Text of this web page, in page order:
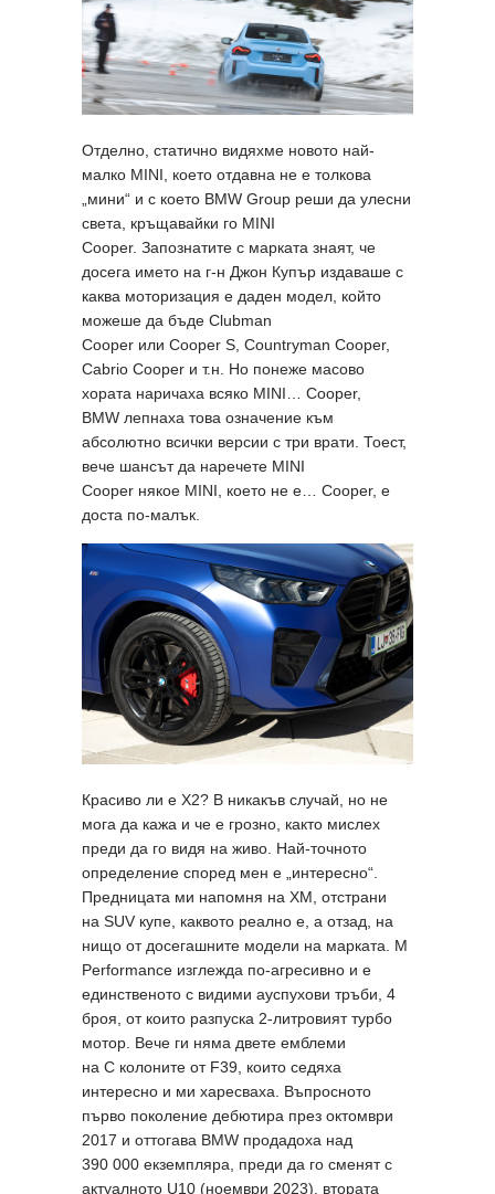
Отделно, статично видяхме новото най-
малко MINI, което отдавна не е толкова
„мини“ и с което BMW Group реши да улесни
света, кръщавайки го MINI
Cooper. Запознатите с марката знаят, че
досега името на г-н Джон Купър издаваше с
каква моторизация е даден модел, който
можеше да бъде Clubman
Cooper или Cooper S, Countryman Cooper,
Cabrio Cooper и т.н. Но понеже масово
хората наричаха всяко MINI… Cooper,
BMW лепнаха това означение към
абсолютно всички версии с три врати. Тоест,
вече шансът да наречете MINI
Cooper някое MINI, което не е… Cooper, е
доста по-малък.
Красиво ли е X2? В никакъв случай, но не
мога да кажа и че е грозно, както мислех
преди да го видя на живо. Най-точното
определение според мен е „интересно“.
Предницата ми напомня на XM, отстрани
на SUV купе, каквото реално е, а отзад, на
нищо от досегашните модели на марката. M
Performance изглежда по-агресивно и е
единственото с видими ауспухови тръби, 4
броя, от които разпуска 2-литровият турбо
мотор. Вече ги няма двете емблеми
на C колоните от F39, които седяха
интересно и ми харесваха. Въпросното
първо поколение дебютира през октомври
2017 и оттогава BMW продадоха над
390 000 екземпляра, преди да го сменят с
актуалното U10 (ноември 2023), втората